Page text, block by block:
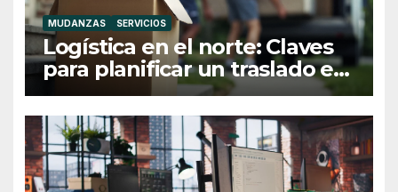
MUDANZAS SERVICIOS
Logística en el norte: Claves
para planificar un traslado en
Galicia